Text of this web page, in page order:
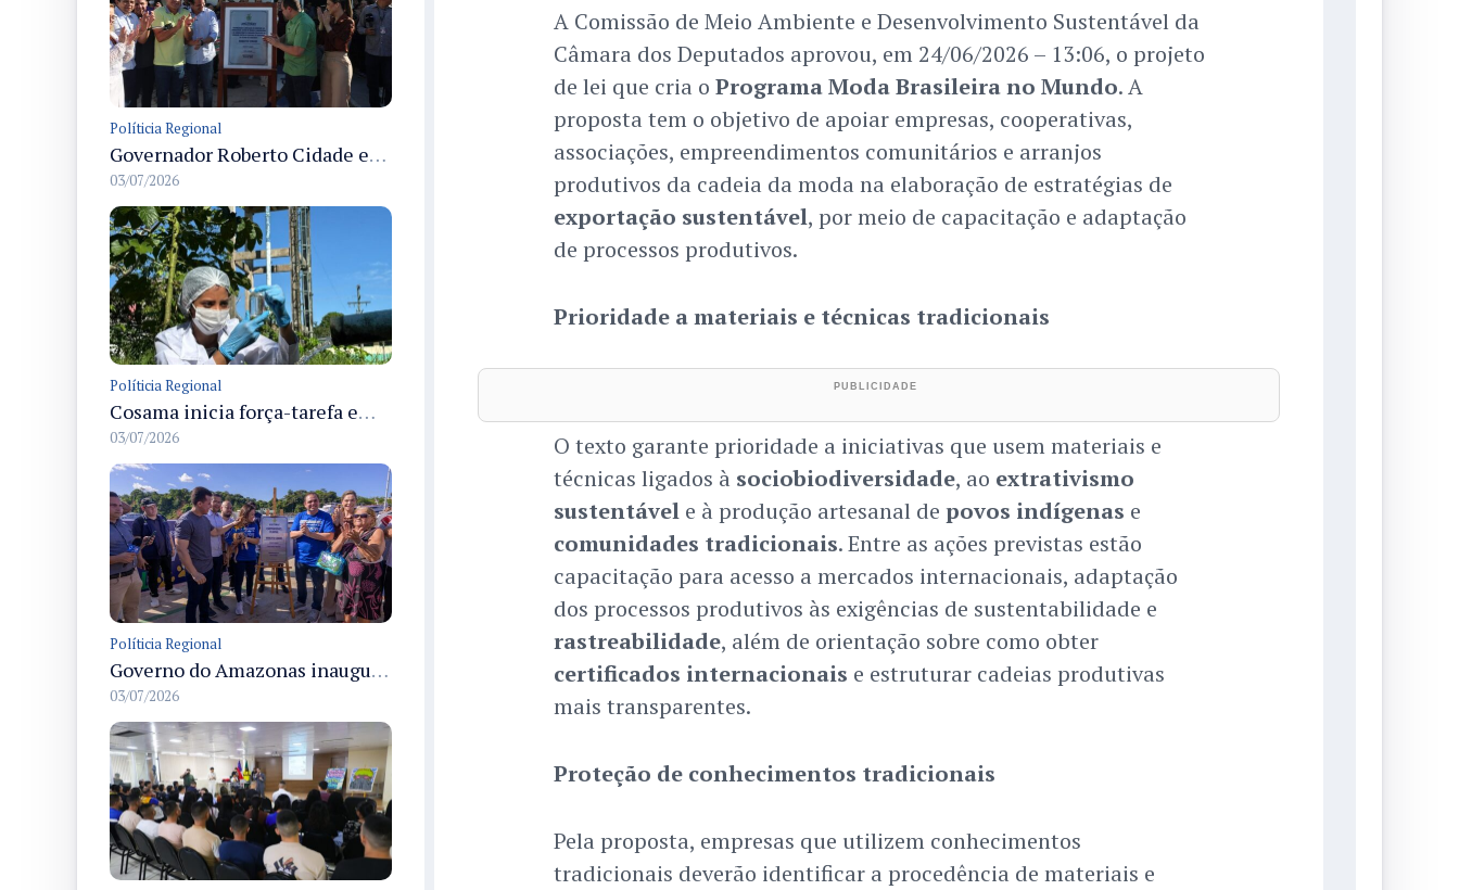
Políticia Regional
Governador Roberto Cidade entrega readequação do ambulatório da FCecon e amplia capacidade de atendimento oncológico em Manaus
03/07/2026
Políticia Regional
Cosama inicia força-tarefa em Anamã para fortalecer abastecimento de água e segurança hídrica da população
03/07/2026
Políticia Regional
Governo do Amazonas inaugura primeiro Castramóvel Fluvial para atendimento veterinário às comunidades ribeirinhas e castração gratuita
03/07/2026
A Comissão de Meio Ambiente e Desenvolvimento Sustentável da
Câmara dos Deputados aprovou, em 24/06/2026 – 13:06, o projeto
de lei que cria o Programa Moda Brasileira no Mundo. A
proposta tem o objetivo de apoiar empresas, cooperativas,
associações, empreendimentos comunitários e arranjos
produtivos da cadeia da moda na elaboração de estratégias de
exportação sustentável, por meio de capacitação e adaptação
de processos produtivos.
Prioridade a materiais e técnicas tradicionais
O texto garante prioridade a iniciativas que usem materiais e
técnicas ligados à sociobiodiversidade, ao extrativismo
sustentávele à produção artesanal de povos indígenas e
comunidades tradicionais. Entre as ações previstas estão
capacitação para acesso a mercados internacionais, adaptação
dos processos produtivos às exigências de sustentabilidade e
rastreabilidade, além de orientação sobre como obter
certificados internacionais e estruturar cadeias produtivas
mais transparentes.
Proteção de conhecimentos tradicionais
Pela proposta, empresas que utilizem conhecimentos
tradicionais deverão identificar a procedência de materiais e